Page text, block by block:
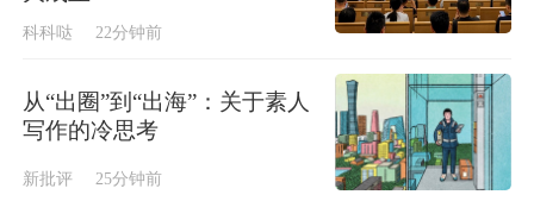
科科哒 22分钟前
从“出圈”到“出海”：关于素人
写作的冷思考
新批评 25分钟前